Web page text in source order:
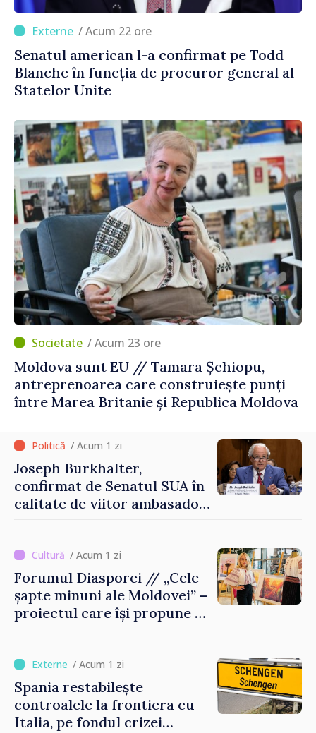
/ Acum 22 ore
Senatul american l-a confirmat pe Todd
Blanche în funcția de procuror general al
Statelor Unite
/ Acum 23 ore
Moldova sunt EU // Tamara Șchiopu,
antreprenoarea care construiește punți
între Marea Britanie și Republica Moldova
/ Acum 1 zi
Joseph Burkhalter,
confirmat de Senatul SUA în
calitate de viitor ambasador
/ Acum 1 zi
Forumul Diasporei // „Cele
șapte minuni ale Moldovei” –
proiectul care își propune să
/ Acum 1 zi
Spania restabilește
controalele la frontiera cu
Italia, pe fondul crizei